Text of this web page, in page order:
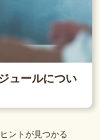
ュールについ
ントが見つかる